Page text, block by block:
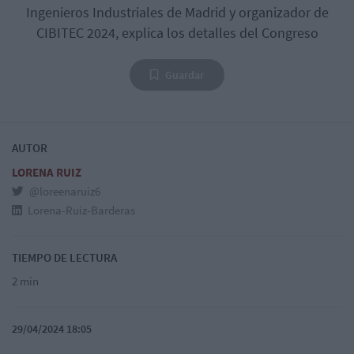
Ingenieros Industriales de Madrid y organizador de
CIBITEC 2024, explica los detalles del Congreso
AUTOR
LORENA RUIZ
@loreenaruiz6
Lorena-Ruiz-Barderas
TIEMPO DE LECTURA
2 min
29/04/2024 18:05